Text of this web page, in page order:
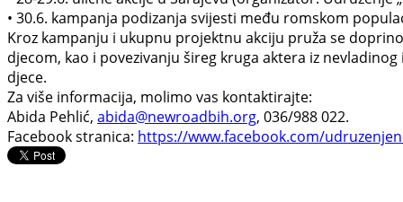
• 30.6. kampanja podizanja svijesti među romskom
Kroz kampanju i ukupnu projektnu akciju pruža se
djecom, kao i povezivanju šireg kruga aktera iz
djece.
Za više informacija, molimo vas kontaktirajte:
Abida Pehlić, abida@newroadbih.org, 036/988 022.
Facebook stranica: https://www.facebook.com/